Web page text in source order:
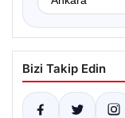
Bizi Takip Edin